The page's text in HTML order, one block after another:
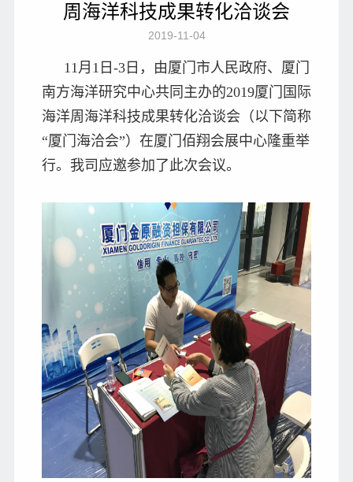
周海洋科技成果转化洽谈会
2019-11-04
11月1日-3日，由厦门市人民政府、厦门
南方海洋研究中心共同主办的2019厦门国际
海洋周海洋科技成果转化洽谈会（以下简称
“厦门海洽会”）在厦门佰翔会展中心隆重举
行。我司应邀参加了此次会议。